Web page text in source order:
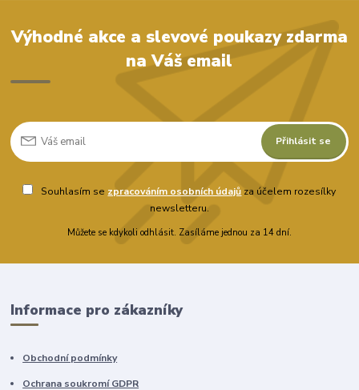
Výhodné akce a slevové poukazy zdarma
na Váš email
Přihlásit se
Souhlasím se zpracováním osobních údajů za účelem rozesílky
newsletteru.
Můžete se kdykoli odhlásit. Zasíláme jednou za 14 dní.
Informace pro zákazníky
Obchodní podmínky
Ochrana soukromí GDPR